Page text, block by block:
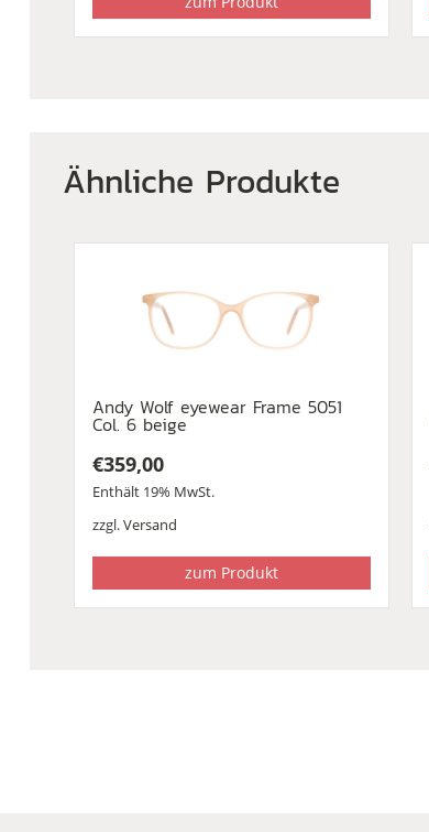
Ähnliche Produkte
Andy Wolf eyewear Frame 5051
Col. 6 beige
€359,00
Enthält 19% MwSt.
zzgl.Versand
zum Produkt